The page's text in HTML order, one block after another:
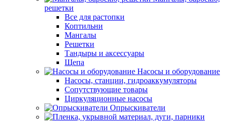
решетки
Все для растопки
Коптильни
Мангалы
Решетки
Тандыры и аксессуары
Щепа
Насосы и оборудование
Насосы, станции, гидроаккумуляторы
Сопутствующие товары
Циркуляционные насосы
Опрыскиватели